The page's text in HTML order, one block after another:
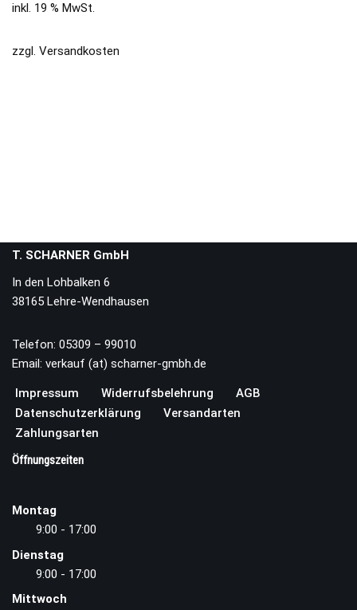
inkl. 19 % MwSt.
zzgl. Versandkosten
T. SCHARNER GmbH
In den Lohbalken 6
38165 Lehre-Wendhausen
Telefon: 05309 – 99010
Email: verkauf (at) scharner-gmbh.de
Impressum Widerrufsbelehrung
AGB
Datenschutzerklärung
Versandarten
Zahlungsarten
Öffnungszeiten
Montag
9:00 - 17:00
Dienstag
9:00 - 17:00
Mittwoch